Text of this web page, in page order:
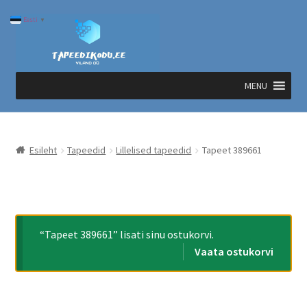
Liigu
navigeerimisele
Liigu
MENU
Esileht Tapeedid Lillelised tapeedid Tapeet 389661
“Tapeet 389661” lisati sinu ostukorvi.
Vaata ostukorvi
Eesti ▼